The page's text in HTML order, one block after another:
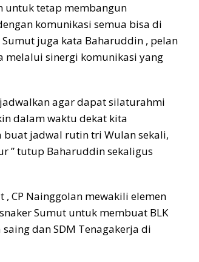
untuk tetap membangun
komunikasi semua bisa di
juga kata Baharuddin , pelan
melalui sinergi komunikasi yang
agar dapat silaturahmi
dalam waktu dekat kita
buat jadwal rutin tri Wulan sekali,
” tutup Baharuddin sekaligus
, CP Nainggolan mewakili elemen
Sumut untuk membuat BLK
dan SDM Tenagakerja di